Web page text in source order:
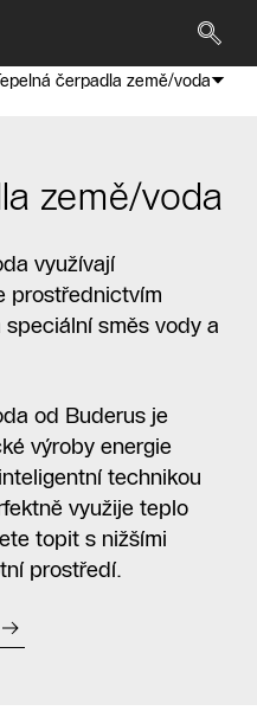
čerpadla země/voda
země/voda
využívají
prostřednictvím
směs vody a
od Buderus je
výroby energie
technikou
využije teplo
topit s nižšími
prostředí.